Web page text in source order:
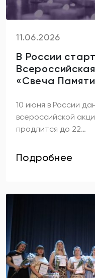
11.06.2026
В России
«Свеча
10 июня в России
всероссийской
продлится до 22…
Подробнее